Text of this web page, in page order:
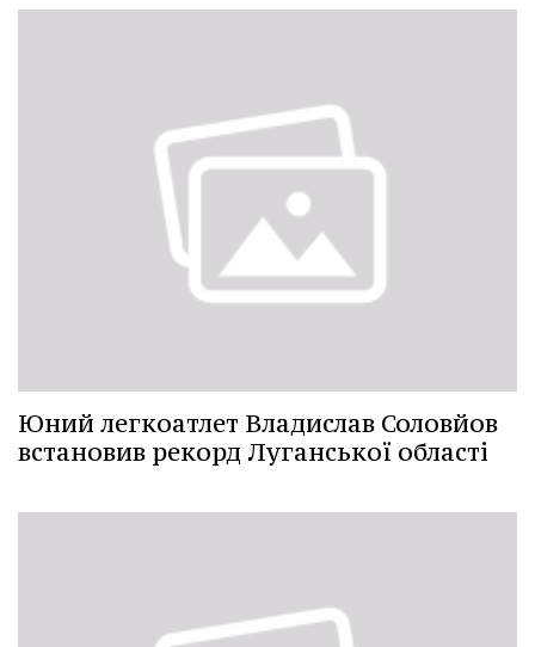
Юний легкоатлет Владислав Соловйов
встановив рекорд Луганської області